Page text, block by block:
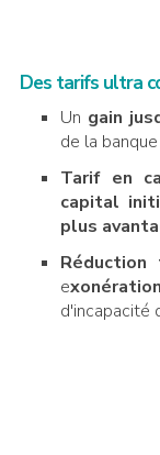
Des tarifs ultra
Un gain
de la
Tarif en
capital
plus
Réduction
e
d'incapacité